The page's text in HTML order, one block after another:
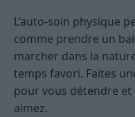
L’auto-soin physique
comme prendre un
marcher dans la
temps favori. Faites
pour vous détendre
aimez.